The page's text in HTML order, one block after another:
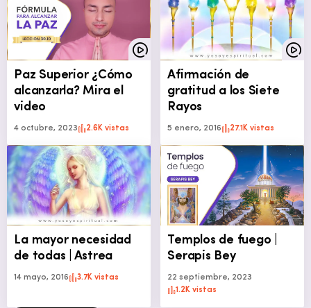
Paz Superior ¿Cómo
alcanzarla? Mira el
video
4 octubre, 2023 2.6K vistas
Afirmación de
gratitud a los Siete
Rayos
5 enero, 2016 27.1K vistas
La mayor necesidad
de todas | Astrea
14 mayo, 2016 3.7K vistas
Templos de fuego |
Serapis Bey
22 septiembre, 2023
1.2K vistas